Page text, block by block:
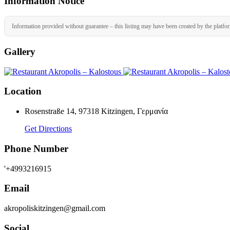
Information provided without guarantee – this listing may have been created by the
Gallery
Location
Rosenstraße 14, 97318 Kitzingen, Γερμανία
Get Directions
Phone Number
'+4993216915
Email
akropoliskitzingen@gmail.com